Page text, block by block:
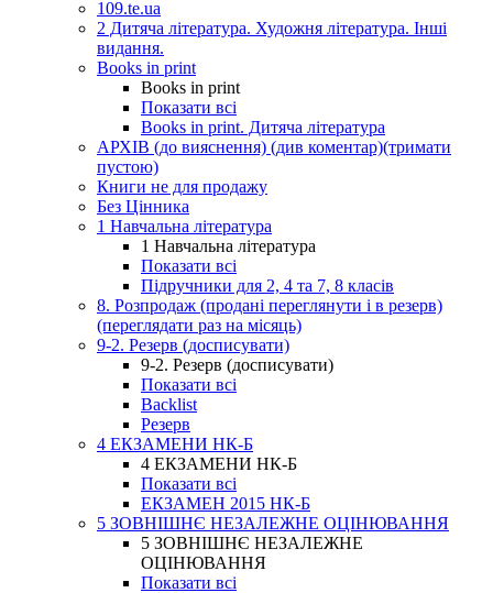
109.te.ua
2 Дитяча література. Художня література. Інші
видання.
Books in print
Books in print
Показати всі
Books in print. Дитяча література
АРХІВ (до вияснення) (див коментар)(тримати
пустою)
Книги не для продажу
Без Цінника
1 Навчальна література
1 Навчальна література
Показати всі
Підручники для 2, 4 та 7, 8 класів
8. Розпродаж (продані переглянути і в резерв)
(переглядати раз на місяць)
9-2. Резерв (досписувати)
9-2. Резерв (досписувати)
Показати всі
Backlist
Резерв
4 ЕКЗАМЕНИ НК-Б
4 ЕКЗАМЕНИ НК-Б
Показати всі
ЕКЗАМЕН 2015 НК-Б
5 ЗОВНІШНЄ НЕЗАЛЕЖНЕ ОЦІНЮВАННЯ
5 ЗОВНІШНЄ НЕЗАЛЕЖНЕ
ОЦІНЮВАННЯ
Показати всі